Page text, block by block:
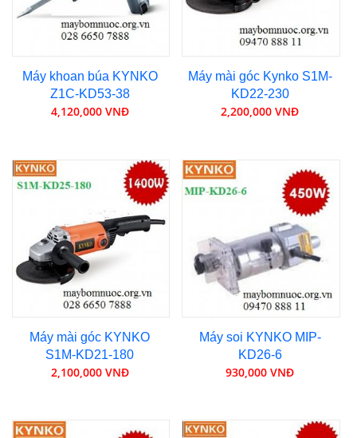
Máy khoan búa KYNKO
Z1C-KD53-38
4,120,000 VNĐ
Máy mài góc Kynko S1M-
KD22-230
2,200,000 VNĐ
Máy mài góc KYNKO
S1M-KD21-180
2,100,000 VNĐ
Máy soi KYNKO MIP-
KD26-6
930,000 VNĐ